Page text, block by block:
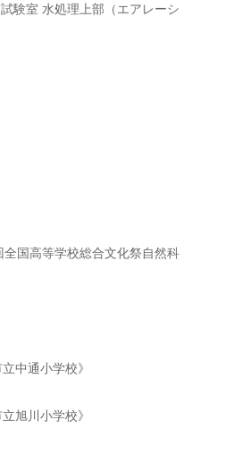
室 水処理上部（エアレーシ
国高等学校総合文化祭自然科
中通小学校》
旭川小学校》